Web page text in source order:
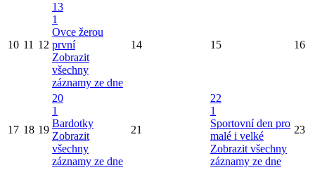
10 11 12
13
1
Ovce žerou
první
Zobrazit
všechny
záznamy ze dne
14 15 16
17 18 19
20
1
Bardotky
Zobrazit
všechny
záznamy ze dne
21
22
1
Sportovní den pro
malé i velké
Zobrazit všechny
záznamy ze dne
23